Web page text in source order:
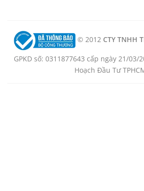
© 2012 CTY TNHH
GPKD số: 0311877643 cấp ngày 21/03/
Hoạch Đầu Tư